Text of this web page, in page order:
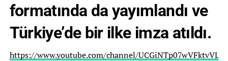
formatında da yayımlandı ve
Türkiye’de bir ilke imza atıldı.
https://www.youtube.com/channel/